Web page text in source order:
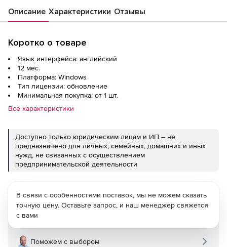
Описание Характеристики Отзывы
Коротко о товаре
Язык интерфейса: английский
12 мес.
Платформа: Windows
Тип лицензии: обновление
Минимальная покупка: от 1 шт.
Все характеристики
Доступно только юридическим лицам и ИП – не
предназначено для личных, семейных, домашних и иных
нужд, не связанных с осуществлением
предпринимательской деятельности
В связи с особенностями поставок, мы не можем сказать
точную цену. Оставьте запрос, и наш менеджер свяжется
с вами
Поможем с выбором